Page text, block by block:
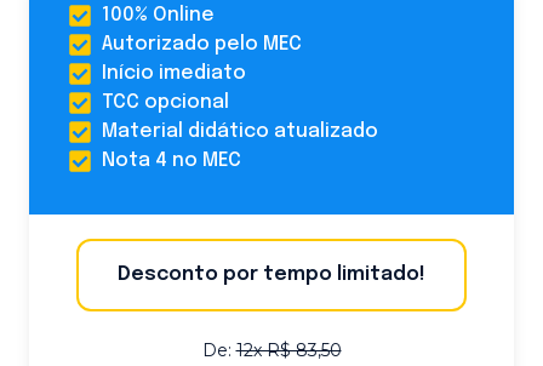
100% Online
Autorizado pelo MEC
Início imediato
TCC opcional
Material didático atualizado
Nota 4 no MEC
Desconto por tempo limitado!
De:12x R$ 83,50